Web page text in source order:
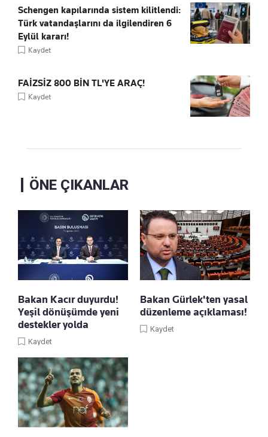
Schengen kapılarında sistem kilitlendi:
Türk vatandaşlarını da ilgilendiren 6
Eylül kararı!
Kaydet
FAİZSİZ 800 BİN TL'YE ARAÇ!
Kaydet
ÖNE ÇIKANLAR
Bakan Kacır duyurdu!
Yeşil dönüşümde yeni
destekler yolda
Kaydet
Bakan Gürlek'ten yasal
düzenleme açıklaması!
Kaydet